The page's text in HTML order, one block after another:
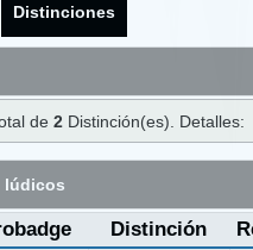
Distinciones
de2 Distinción(es). Detalles:
lúdicos
Distinción